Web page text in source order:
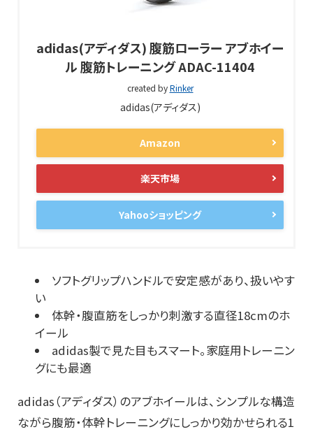
adidas(アディダス) 腹筋ローラー アブホイー
ル 腹筋トレーニング ADAC-11404
created byRinker
adidas(アディダス)
Amazon
楽天市場
Yahooショッピング
ソフトグリップハンドルで安定感があり、扱いやす
い
体幹・腹直筋をしっかり刺激する直径18cmのホ
イール
adidas製で見た目もスマート。家庭用トレーニン
グにも最適
adidas（アディダス）のアブホイールは、シンプルな構造
ながら腹筋・体幹トレーニングにしっかり効かせられる1